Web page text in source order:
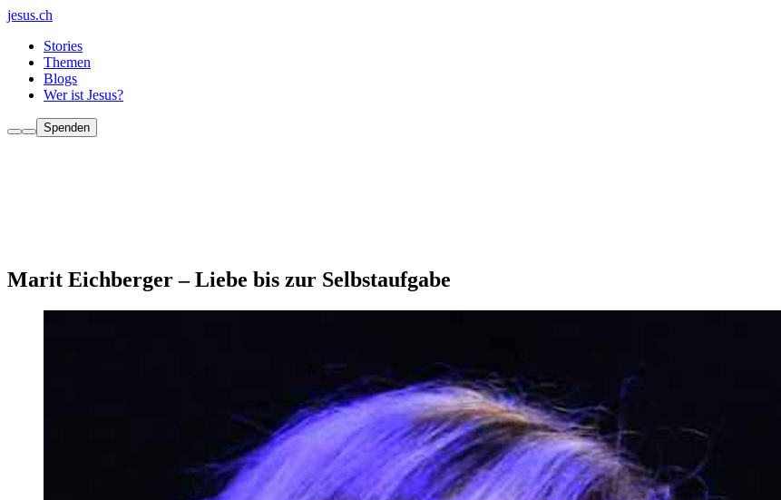
jesus.ch
Stories
Themen
Blogs
Wer ist Jesus?
Spenden
Marit Eichberger – Liebe bis zur Selbstaufgabe